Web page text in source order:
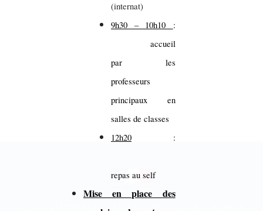
(internat)
9h30 – 10h10 :
accueil
par les
professeurs
principaux en
salles de classes
12h20 :
repas au self
Mise en place des
MENTIONS LÉGALES •LISTE DES ARTICLES